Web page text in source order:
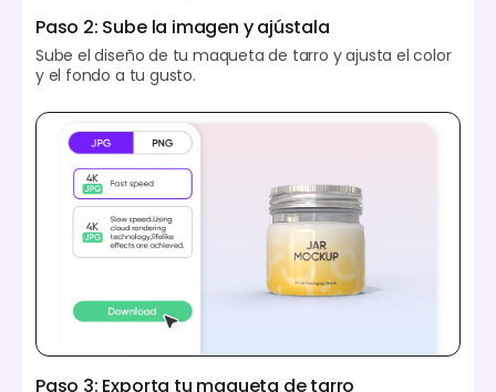
Paso 2: Sube la imagen y ajústala
Sube el diseño de tu maqueta de tarro y ajusta el color
y el fondo a tu gusto.
Paso 3: Exporta tu maqueta de tarro